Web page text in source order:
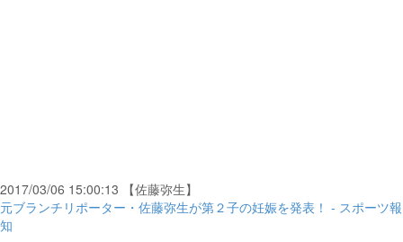
2017/03/06 15:00:13 【佐藤弥生】
元ブランチリポーター・佐藤弥生が第２子の妊娠を発表！ - スポーツ報
知